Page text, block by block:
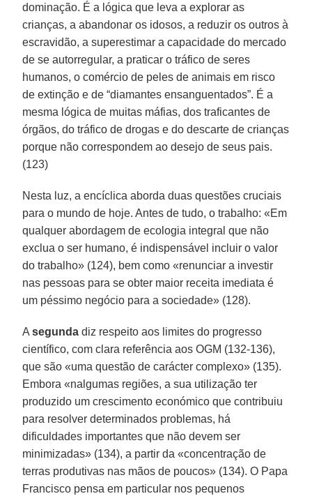
dominação. É a lógica que leva a explorar as
crianças, a abandonar os idosos, a reduzir os outros à
escravidão, a superestimar a capacidade do mercado
de se autorregular, a praticar o tráfico de seres
humanos, o comércio de peles de animais em risco
de extinção e de “diamantes ensanguentados”. É a
mesma lógica de muitas máfias, dos traficantes de
órgãos, do tráfico de drogas e do descarte de crianças
porque não correspondem ao desejo de seus pais.
(123)
Nesta luz, a encíclica aborda duas questões cruciais
para o mundo de hoje. Antes de tudo, o trabalho: «Em
qualquer abordagem de ecologia integral que não
exclua o ser humano, é indispensável incluir o valor
do trabalho» (124), bem como «renunciar a investir
nas pessoas para se obter maior receita imediata é
um péssimo negócio para a sociedade» (128).
Asegunda diz respeito aos limites do progresso
científico, com clara referência aos OGM (132-136),
que são «uma questão de carácter complexo» (135).
Embora «nalgumas regiões, a sua utilização ter
produzido um crescimento económico que contribuiu
para resolver determinados problemas, há
dificuldades importantes que não devem ser
minimizadas» (134), a partir da «concentração de
terras produtivas nas mãos de poucos» (134). O Papa
Francisco pensa em particular nos pequenos